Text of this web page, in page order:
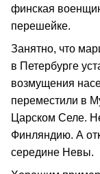
финская
перешейке.
Занятно, что
в Петербурге
возмущения
переместили в
Царском Селе.
Финляндию. А
середине Невы.